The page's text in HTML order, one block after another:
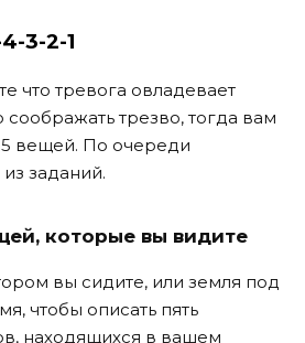
3-2-1
что тревога овладевает
трезво, тогда вам
5 вещей. По очереди
заданий.
которые вы видите
вы сидите, или земля под
чтобы описать пять
находящихся в вашем